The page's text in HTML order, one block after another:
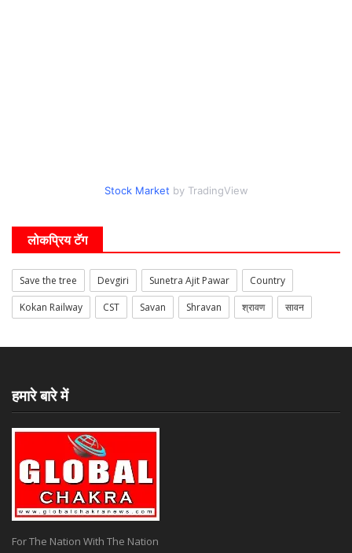
Stock Market by TradingView
लोकप्रिय टॅग
Save the tree Devgiri Sunetra Ajit Pawar
Country
Kokan Railway
CST Savan Shravan श्रावण सावन
हमारे बारे में
For The Nation With The Nation